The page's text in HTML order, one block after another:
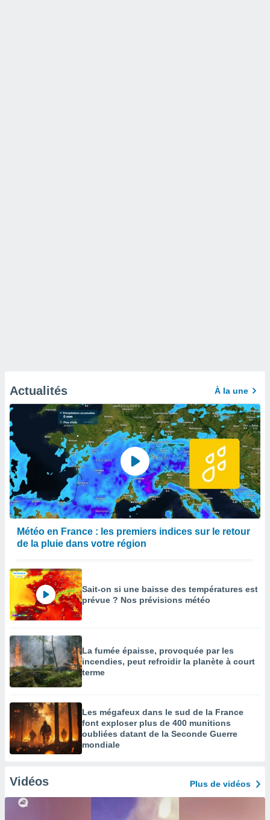
Actualités À la une
Météo en France : les premiers indices sur le retour
de la pluie dans votre région
Sait-on si une baisse des températures est
prévue ? Nos prévisions météo
La fumée épaisse, provoquée par les
incendies, peut refroidir la planète à court
terme
Les mégafeux dans le sud de la France
font exploser plus de 400 munitions
oubliées datant de la Seconde Guerre
mondiale
Vidéos Plus de vidéos